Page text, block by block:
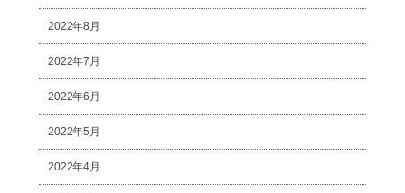
2022年8月
2022年7月
2022年6月
2022年5月
2022年4月